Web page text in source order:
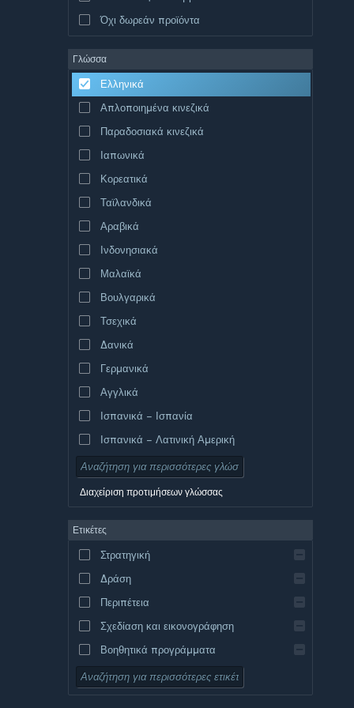
Όχι δωρεάν προϊόντα
Γλώσσα
Ελληνικά
Απλοποιημένα κινεζικά
Παραδοσιακά κινεζικά
Ιαπωνικά
Κορεατικά
Ταϊλανδικά
Αραβικά
Ινδονησιακά
Μαλαϊκά
Βουλγαρικά
Τσεχικά
Δανικά
Γερμανικά
Αγγλικά
Ισπανικά – Ισπανία
Ισπανικά – Λατινική Αμερική
Διαχείριση προτιμήσεων γλώσσας
Ετικέτες
Στρατηγική
Δράση
Περιπέτεια
Σχεδίαση και εικονογράφηση
Βοηθητικά προγράμματα
Δωρεάν για παίξιμο